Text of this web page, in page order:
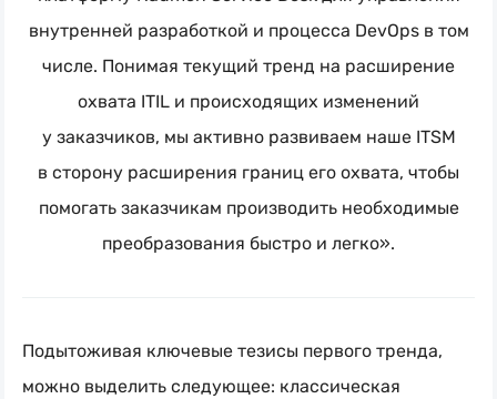
внутренней разработкой и процесса DevOps в том
числе. Понимая текущий тренд на расширение
охвата ITIL и происходящих изменений
у заказчиков, мы активно развиваем наше ITSM
в сторону расширения границ его охвата, чтобы
помогать заказчикам производить необходимые
преобразования быстро и легко».
Подытоживая ключевые тезисы первого тренда,
можно выделить следующее: классическая